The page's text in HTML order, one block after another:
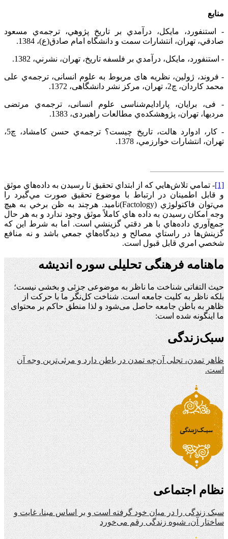
منابع
- استنفورد، مایکل، درآمدي بر تاريخ پژوهي، ترجمه‌‌ي مسعود
صادقي، تهران، انتشارات سمت و دانشگاه امام صادق(ع)، 1384.
- استنفورد، مایکل، درآمدي بر فلسفه تاريخ، تهران، نشرني، 1382.
- فروند، ژولین، نظریه های مربوط به علوم انسانی، ترجمه‌‌ي علی
محمد کاردان، چ2، تهران، مرکز نشر دانشگاهی، 1372.
- فی، برایان، پارادایم‌‌شناسی علوم انسانی، ترجمه‌‌ي مرتضی
مردیها، تهران، پژوهشکده‌‌ي مطالعات راهبردی، 1383.
- کار، ادوارد هالت، تاريخ چيست؟ ترجمه‌‌ي حسن كامشاد، چ5،
تهران، انتشارات خوارزمي، 1378.
[1]- تمامي تلاش‌‌هايي كه از ابتداي تحقيق تا رسيدن به داده‌‌هاي موثق
و قابل اطمينان در ارتباط با موضوع تحقيق صورت مي‌‌گيرد را
مي‌‌توان فاكتولوژي (Factology)ناميد. هرچند به ظن برخي به هيچ
وجه امكان رسيدن به داده هاي كاملاً موثق وجود ندارد و به هر حال
جمع‌‌آوري داده‌‌هاي با هر دقتي گزينشي است. اما به شرط اين كه
گزينش‌‌ها در راستاي مصالح و ديدگاه‌‌هاي جمعي باشد و نه منافع
شخصي امري قابل قبول است.
ماهنامه فرهنگی تحلیلی سوره اندیشه
حیث التفاتی شناخت ما ناظر به موضوعی جزئی و بخشی نیست؛
بلکه ناظر به کلیت جامعه است. شناخت کل‌نگر ما با حرکت از
ظاهر به باطن جامعه حاصل می‌شود و لذا منطق حاکم بر محتوای
ما اینگونه شده است:
سبک‌زندگی
ظاهر تمدن، تجلی آن‌چه تمدن در باطن دارد و مرئی‌ترین وجه آن
است.
نظام اجتماعی
سبک زندگی را در میان خود گرفته است و بر اساس مبنا، غایت و
ساختار آن، شیوه زندگی رقم می‌خورد